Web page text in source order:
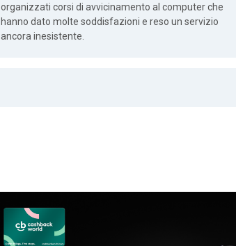
organizzati corsi di avvicinamento al computer che
hanno dato molte soddisfazioni e reso un servizio
ancora inesistente.